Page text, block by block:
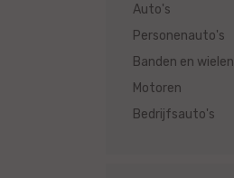
Auto's
Personenauto's
Banden en wielen
Motoren
Bedrijfsauto's